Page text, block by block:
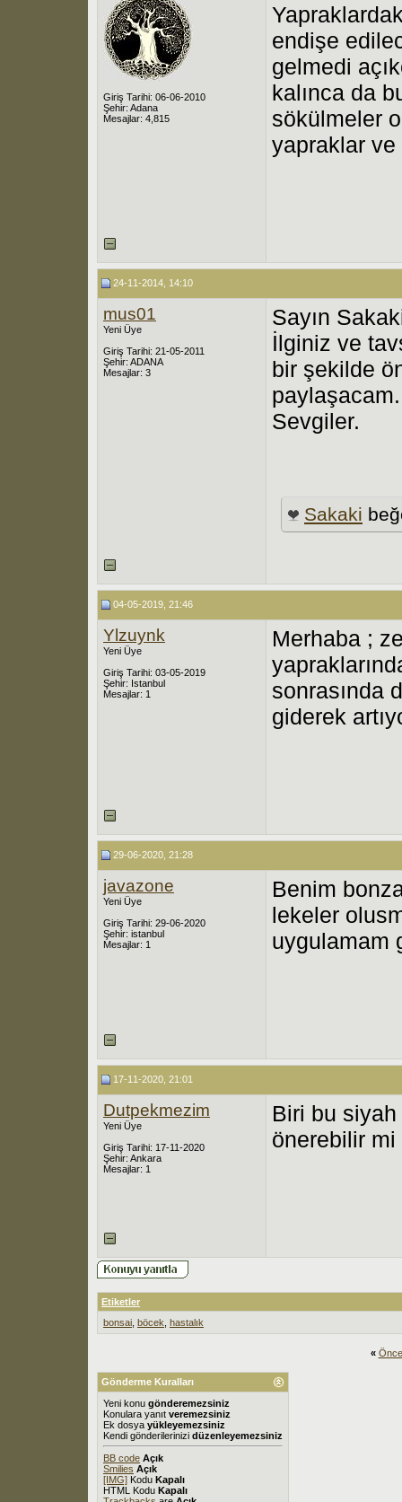
Giriş Tarihi: 06-06-2010
Şehir: Adana
Mesajlar: 4,815
endişe
gelmedi
kalınca da
sökülmeler
yapraklar ve
24-11-2014, 14:10
mus01
Yeni Üye
Giriş Tarihi: 21-05-2011
Şehir: ADANA
Mesajlar: 3
Sayın
İlginiz ve
bir şekilde
paylaşacam.
Sevgiler.
Sakaki
04-05-2019, 21:46
Ylzuynk
Yeni Üye
Giriş Tarihi: 03-05-2019
Şehir: Istanbul
Mesajlar: 1
Merhaba ;
sonrasında
giderek
29-06-2020, 21:28
javazone
Yeni Üye
Giriş Tarihi: 29-06-2020
Şehir: istanbul
Mesajlar: 1
Benim
lekeler
uygulamam
17-11-2020, 21:01
Dutpekmezim
Yeni Üye
Giriş Tarihi: 17-11-2020
Şehir: Ankara
Mesajlar: 1
Biri bu
önerebilir
Etiketler
bonsai böcek hastalık
«
Gönderme Kuralları
Yeni konu gönderemezsiniz
Konulara yanıt veremezsiniz
Ek dosya yükleyemezsiniz
Kendi gönderilerinizi düzenleyemezsiniz
BB code Açık
Smilies Açık
[IMG] Kodu Kapalı
HTML Kodu Kapalı